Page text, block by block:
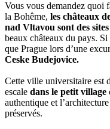
Vous vous demandez quoi
la Bohême, les châteaux
nad Vltavou sont des
beaux châteaux du pays.
que Prague lors d’une
Ceske Budejovice.
Cette ville universitaire est
escale dans le petit village
authentique et
préservés.